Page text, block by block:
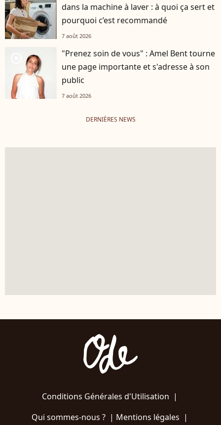
dans la machine à laver : à quoi ça sert et
pourquoi c’est recommandé
7 août 2026
"Prenez soin de vous" : Amel Bent tourne
une page importante et s'adresse à son
public
7 août 2026
DERNIÈRES NEWS
Conditions Générales d'Utilisation |
Qui sommes-nous ?| Mentions légales |